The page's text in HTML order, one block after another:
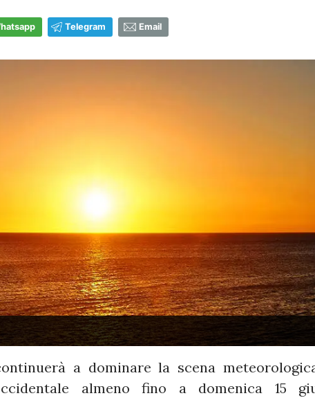
Telegram Email
a dominare la scena
almeno fino a domenica 15